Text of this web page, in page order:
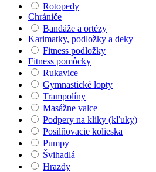
Rotopedy
Chrániče
Bandáže a ortézy
Karimatky, podložky a deky
Fitness podložky
Fitness pomôcky
Rukavice
Gymnastické lopty
Trampolíny
Masážne valce
Podpery na kliky (kľuky)
Posilňovacie kolieska
Pumpy
Švihadlá
Hrazdy